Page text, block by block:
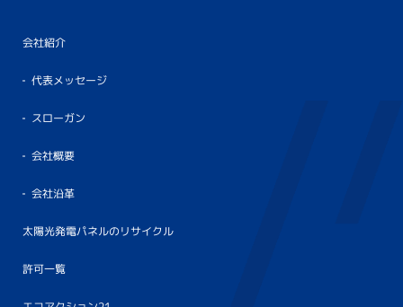
会社紹介
代表メッセージ
スローガン
会社概要
会社沿革
太陽光発電パネルのリサイクル
許可一覧